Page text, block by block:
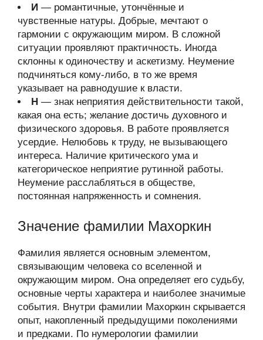
И — романтичные, утончённые и
чувственные натуры. Добрые, мечтают о
гармонии с окружающим миром. В сложной
ситуации проявляют практичность. Иногда
склонны к одиночеству и аскетизму. Неумение
подчиняться кому-либо, в то же время
указывает на равнодушие к власти.
Н — знак неприятия действительности такой,
какая она есть; желание достичь духовного и
физического здоровья. В работе проявляется
усердие. Нелюбовь к труду, не вызывающего
интереса. Наличие критического ума и
категорическое неприятие рутинной работы.
Неумение расслабляться в обществе,
постоянная напряженность и сомнения.
Значение фамилии Махоркин
Фамилия является основным элементом,
связывающим человека со вселенной и
окружающим миром. Она определяет его судьбу,
основные черты характера и наиболее значимые
события. Внутри фамилии Махоркин скрывается
опыт, накопленный предыдущими поколениями
и предками. По нумерологии фамилии